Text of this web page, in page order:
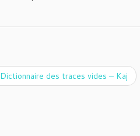
Dictionnaire des traces vides – Kaj